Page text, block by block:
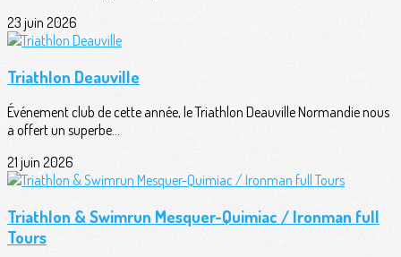
23 juin 2026
Triathlon Deauville
Événement club de cette année, le Triathlon Deauville Normandie nous
a offert un superbe...
21 juin 2026
Triathlon & Swimrun Mesquer-Quimiac / Ironman full
Tours